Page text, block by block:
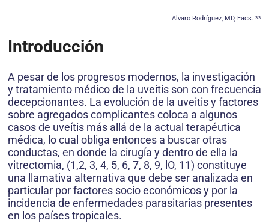
Alvaro Rodríguez, MD, Facs. **
Introducción
A pesar de los progresos modernos, la investigación
y tratamiento médico de la uveitis son con frecuencia
decepcionantes. La evolución de la uveitis y factores
sobre agregados complicantes coloca a algunos
casos de uveítis más allá de la actual terapéutica
médica, lo cual obliga entonces a buscar otras
conductas, en donde la cirugía y dentro de ella la
vitrectomia, (1,2, 3, 4, 5, 6, 7, 8, 9, lO, 11) constituye
una llamativa alternativa que debe ser analizada en
particular por factores socio económicos y por la
incidencia de enfermedades parasitarias presentes
en los países tropicales.